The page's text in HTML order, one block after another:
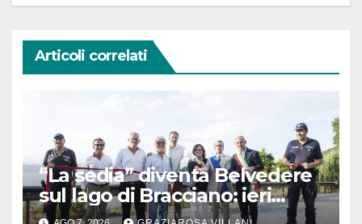
Articoli correlati
“La sedia” diventa Belvedere
sul lago di Bracciano: ieri
l’inaugurazione